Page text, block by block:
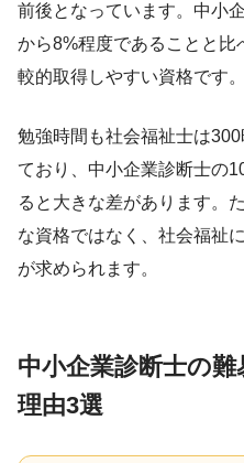
前後となっています。中小
から8%程度であることと比
較的取得しやすい資格です。
勉強時間も社会福祉士は
ており、中小企業診断士の
ると大きな差があります。
な資格ではなく、社会福祉
が求められます。
中小企業診断士の
理由3選